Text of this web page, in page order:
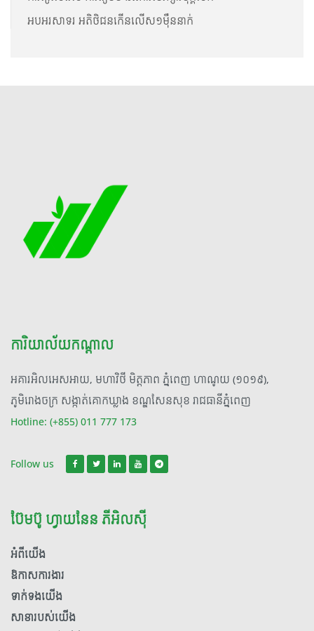
អបអរសាទរ អតិថិជនកើនលើស១ម៉ឺននាក់
ការិយាល័យកណ្តាល
អគារអិលអេសអាយ, មហាវិថី មិត្តភាព ភ្នំពេញ ហាណូយ (១០១៩),
ភូមិរោងចក្រ សង្កាត់គោកឃ្លាង ខណ្ឌសែនសុខ រាជធានីភ្នំពេញ
Hotline: (+855) 011 777 173
Follow us
ប៊ែមប៊ូ ហ្វាយនែន ភីអិលស៊ី
អំពី​យើង
ឱកាសការងារ
ទាក់ទង​​យើង
សាខារបស់យើង